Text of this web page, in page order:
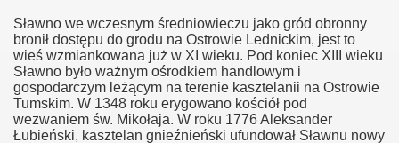
Sławno we wczesnym średniowieczu jako gród obronny
bronił dostępu do grodu na Ostrowie Lednickim, jest to
wieś wzmiankowana już w XI wieku. Pod koniec XIII wieku
Sławno było ważnym ośrodkiem handlowym i
gospodarczym leżącym na terenie kasztelanii na Ostrowie
Tumskim. W 1348 roku erygowano kościół pod
wezwaniem św. Mikołaja. W roku 1776 Aleksander
Łubieński, kasztelan gnieźnieński ufundował Sławnu nowy